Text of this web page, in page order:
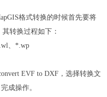
格式转换的时候首先要将
其转换过程如下：
*.wp
EVF to DXF ，选择转换文
完成操作。